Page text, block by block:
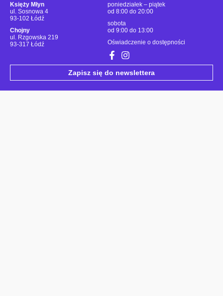
Księży Młyn
ul. Sosnowa 4
93-102 Łódź
Chojny
ul. Rzgowska 219
93-317 Łódź
poniedziałek – piątek
od 8:00 do 20:00
sobota
od 9:00 do 13:00
Oświadczenie o dostępności
Zapisz się do newslettera